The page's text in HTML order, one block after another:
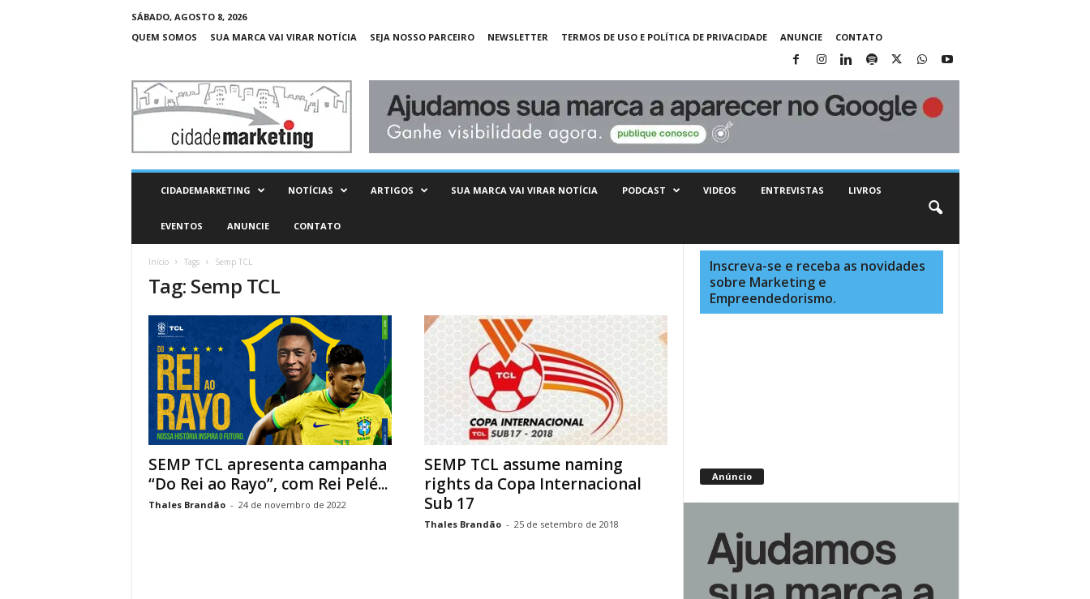
SÁBADO, AGOSTO 8, 2026
QUEM SOMOS
SUA MARCA VAI VIRAR NOTÍCIA SEJA NOSSO PARCEIRO NEWSLETTER TERMOS DE USO E POLÍTICA DE PRIVACIDADE ANUNCIE CONTATO
C
d
CIDADEMARKETING NOTÍCIAS ARTIGOS SUA MARCA VAI VIRAR NOTÍCIA PODCAST VIDEOS ENTREVISTAS LIVROS
EVENTOS ANUNCIE CONTATO
Início Tags Semp TCL
Tag: Semp TCL
SEMP TCL apresenta campanha
“Do Rei ao Rayo”, com Rei Pelé...
Thales Brandão - 24 de novembro de 2022
SEMP TCL assume naming
rights da Copa Internacional
Sub 17
Thales Brandão - 25 de setembro de 2018
Inscreva-se e receba as novidades
sobre Marketing e
Empreendedorismo.
Anúncio